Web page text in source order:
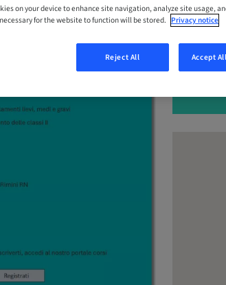
on your device to enhance site navigation, analyze site usage,
for the website to function will be stored. Privacy notice
Reject All Accept